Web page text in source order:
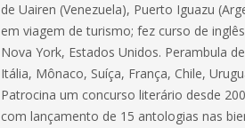
de Uairen (Venezuela), Puerto Iguazu
em viagem de turismo; fez curso de
Nova York, Estados Unidos. Perambula
Itália, Mônaco, Suíça, França, Chile,
Patrocina um concurso literário desde
com lançamento de 15 antologias nas